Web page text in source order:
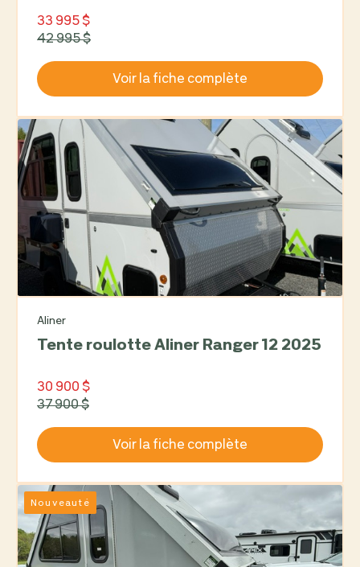
42 995 $
33 995 $
Voir la fiche complète
Aliner
Tente roulotte Aliner Ranger 12 2025
37 900 $
30 900 $
Voir la fiche complète
Nouveauté